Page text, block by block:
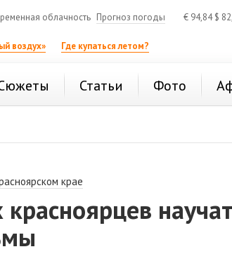
облачность Прогноз погоды € 94,84$
воздух» Где купаться летом?
Статьи Фото
крае